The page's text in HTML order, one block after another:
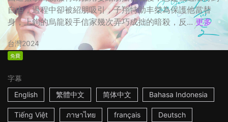
自由，過程中卻被紹朋吸引，子翔特助丰桀為保護他當替
身，上鉤的烏龍殺手信家幾次弄巧成拙的暗殺，反... 更多
台灣2024
免費
字幕
English
繁體中文 简体中文 Bahasa Indonesia
Tiếng Việt ภาษาไทย français Deutsch